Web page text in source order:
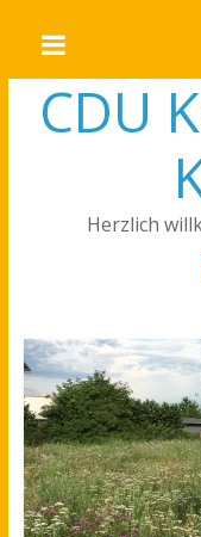
CDU
Herzlich